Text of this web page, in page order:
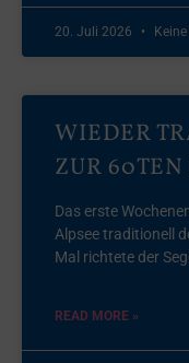
20. Juli 2026
WIEDER
ZUR
Das erste
Alpsee traditionell
Mal richtete der
READ MORE »